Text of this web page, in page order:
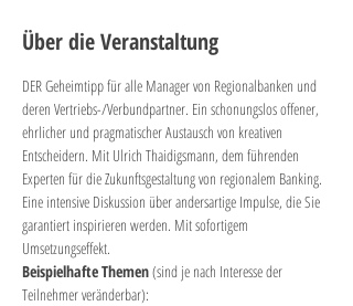
Über die Veranstaltung
DER Geheimtipp für alle Manager von Regionalbanken und
deren Vertriebs-/Verbundpartner. Ein schonungslos offener,
ehrlicher und pragmatischer Austausch von kreativen
Entscheidern. Mit Ulrich Thaidigsmann, dem führenden
Experten für die Zukunftsgestaltung von regionalem Banking.
Eine intensive Diskussion über andersartige Impulse, die Sie
garantiert inspirieren werden. Mit sofortigem
Umsetzungseffekt.
Beispielhafte Themen (sind je nach Interesse der
Teilnehmer veränderbar):